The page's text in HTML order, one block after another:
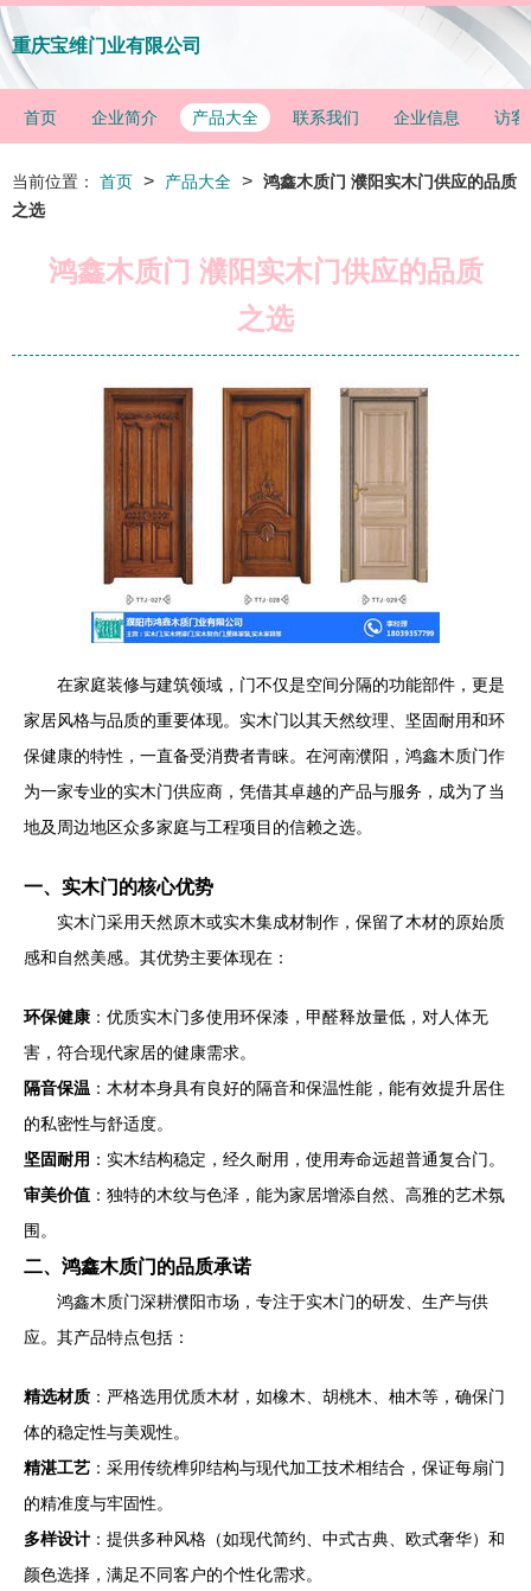
重庆宝维门业有限公司
首页 企业简介 产品大全 联系我们 企业信息 访客
当前位置： 首页 > 产品大全 > 鸿鑫木质门 濮阳实木门供应的品质
之选
鸿鑫木质门 濮阳实木门供应的品质
之选
在家庭装修与建筑领域，门不仅是空间分隔的功能部件，更是
家居风格与品质的重要体现。实木门以其天然纹理、坚固耐用和环
保健康的特性，一直备受消费者青睐。在河南濮阳，鸿鑫木质门作
为一家专业的实木门供应商，凭借其卓越的产品与服务，成为了当
地及周边地区众多家庭与工程项目的信赖之选。
一、实木门的核心优势
实木门采用天然原木或实木集成材制作，保留了木材的原始质
感和自然美感。其优势主要体现在：
环保健康 ：优质实木门多使用环保漆，甲醛释放量低，对人体无
害，符合现代家居的健康需求。
隔音保温 ：木材本身具有良好的隔音和保温性能，能有效提升居住
的私密性与舒适度。
坚固耐用 ：实木结构稳定，经久耐用，使用寿命远超普通复合门。
审美价值 ：独特的木纹与色泽，能为家居增添自然、高雅的艺术氛
围。
二、鸿鑫木质门的品质承诺
鸿鑫木质门深耕濮阳市场，专注于实木门的研发、生产与供
应。其产品特点包括：
精选材质 ：严格选用优质木材，如橡木、胡桃木、柚木等，确保门
体的稳定性与美观性。
精湛工艺 ：采用传统榫卯结构与现代加工技术相结合，保证每扇门
的精准度与牢固性。
多样设计 ：提供多种风格（如现代简约、中式古典、欧式奢华）和
颜色选择，满足不同客户的个性化需求。